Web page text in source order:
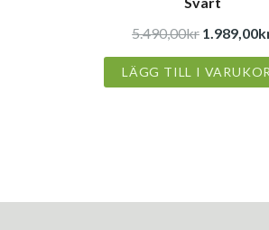
5.490,00kr 1.989,00
LÄGG TILL I